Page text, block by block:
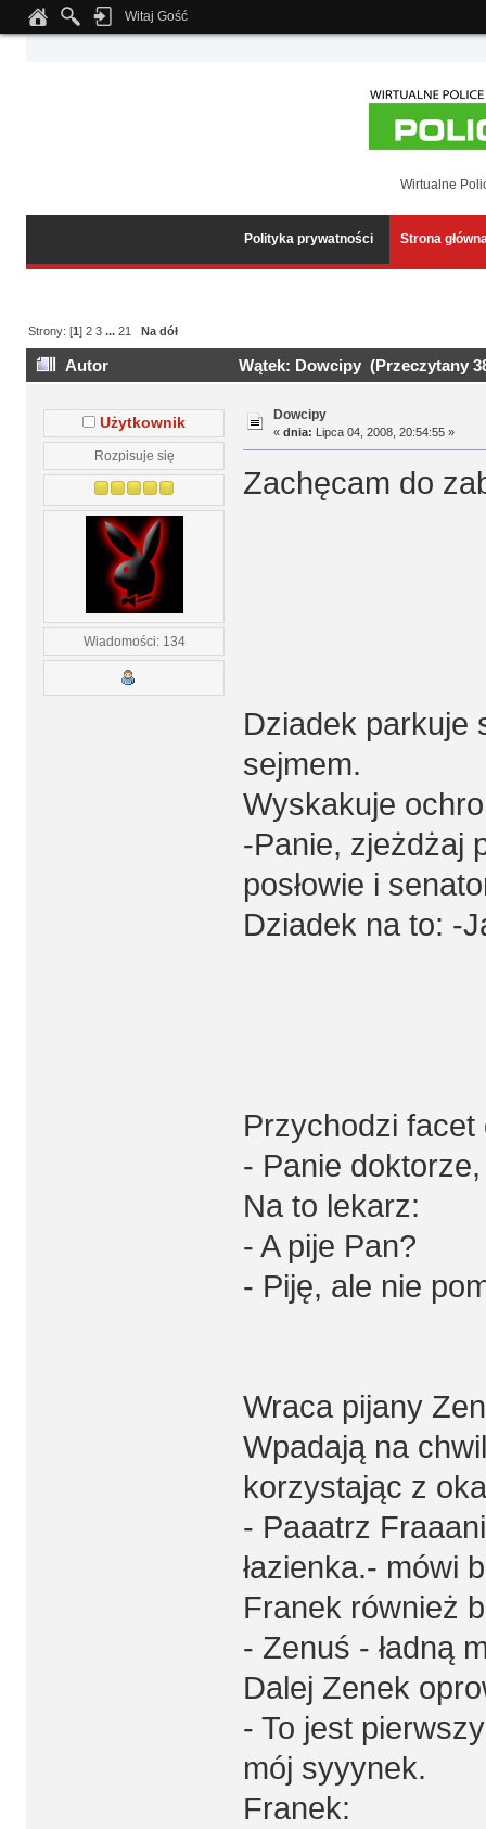
Notice: Undefined index: tapatalk_body_hook in
Witaj Gość
Wirtualne
Polityka prywatności Strona
Strony: [1]2 3 ...21 Na dół
Autor Wątek: Dowcipy (Przeczytany
Użytkownik
Rozpisuje się
Wiadomości: 134
Dowcipy
« dnia: Lipca 04, 2008, 20:54:55 »
Zachęcam do
Dziadek parkuje
sejmem.
Wyskakuje
-Panie, zjeżdżaj
posłowie i
Dziadek na to: -
Przychodzi
- Panie
Na to lekarz:
- A pije Pan?
- Piję, ale nie
Wraca pijany
Wpadają na
korzystając z
- Paaatrz
łazienka.- mówi
Franek również
- Zenuś - ładną
Dalej Zenek
- To jest
mój syyynek.
Franek: